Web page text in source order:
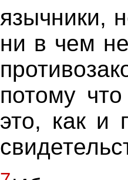
язычники,
ни в чем
потому
это, как и